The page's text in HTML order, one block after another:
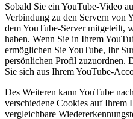
Sobald Sie ein YouTube-Video
Verbindung zu den Servern von
dem YouTube-Server mitgeteilt,
haben. Wenn Sie in Ihrem
ermöglichen Sie YouTube, Ihr
persönlichen Profil zuzuordnen.
Sie sich aus Ihrem YouTube-
Des Weiteren kann YouTube
verschiedene Cookies auf Ihrem
vergleichbare